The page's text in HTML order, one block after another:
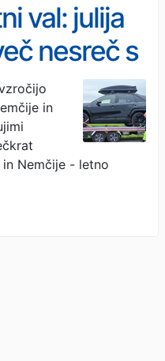
val: julija
nesreč s
cestah
in
Nemčije - letno